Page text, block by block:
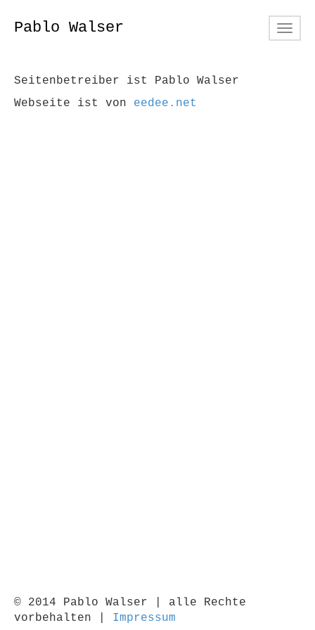
Pablo Walser
Seitenbetreiber ist Pablo Walser
Webseite ist von eedee.net
© 2014 Pablo Walser
alle Rechte
vorbehalten | Impressum